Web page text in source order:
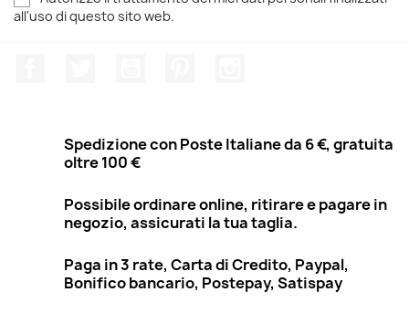
all'uso di questo sito web.
Spedizione con Poste Italiane da 6 €, gratuita
oltre 100 €
Possibile ordinare online, ritirare e pagare in
negozio, assicurati la tua taglia.
Paga in 3 rate, Carta di Credito, Paypal,
Bonifico bancario, Postepay, Satispay